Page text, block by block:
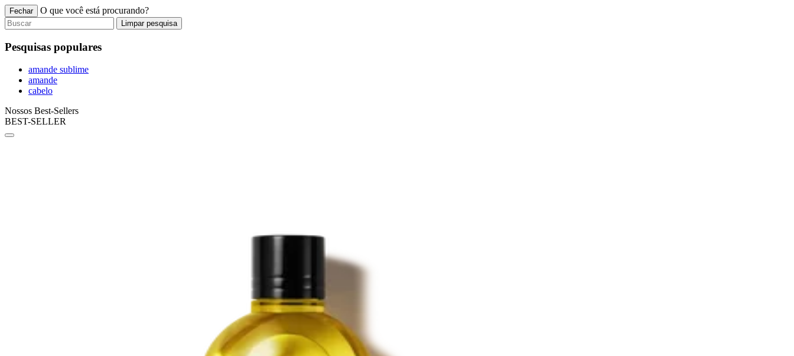
Fechar O que você está procurando?
Limpar pesquisa
Pesquisas populares
amande sublime
amande
cabelo
Nossos Best-Sellers
BEST-SELLER